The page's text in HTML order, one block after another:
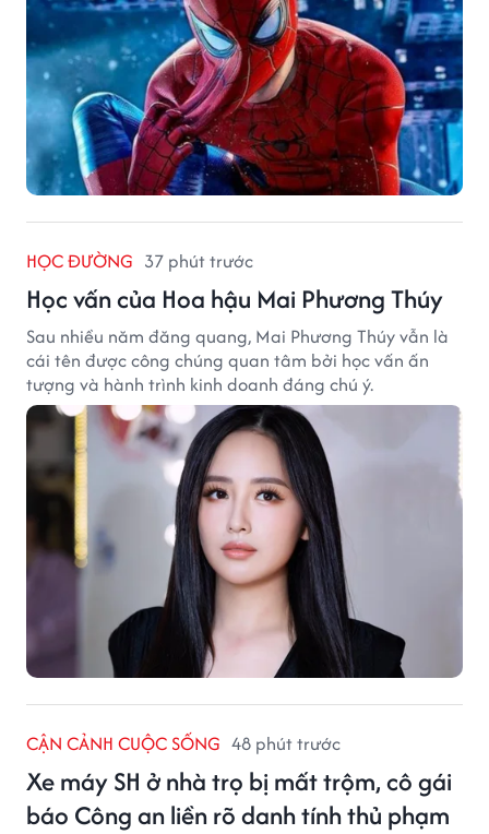
HỌC ĐƯỜNG 37 phút trước
Học vấn của Hoa hậu Mai Phương Thúy
Sau nhiều năm đăng quang, Mai Phương Thúy vẫn là
cái tên được công chúng quan tâm bởi học vấn ấn
tượng và hành trình kinh doanh đáng chú ý.
CẬN CẢNH CUỘC SỐNG 48 phút trước
Xe máy SH ở nhà trọ bị mất trộm, cô gái
báo Công an liền rõ danh tính thủ phạm